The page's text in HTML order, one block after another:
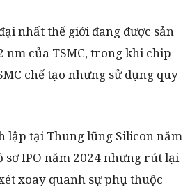
nhất thế giới đang được sản
của TSMC, trong khi chip
chế tạo nhưng sử dụng quy
lập tại Thung lũng Silicon năm
sơ IPO năm 2024 nhưng rút lại
xoay quanh sự phụ thuộc